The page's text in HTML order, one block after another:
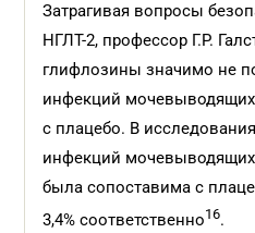
Затрагивая вопросы
НГЛТ-2, профессор Г.Р.
глифлозины значимо не
инфекций
с плацебо. В
инфекций
была сопоставима с
3,4% соответственно16.